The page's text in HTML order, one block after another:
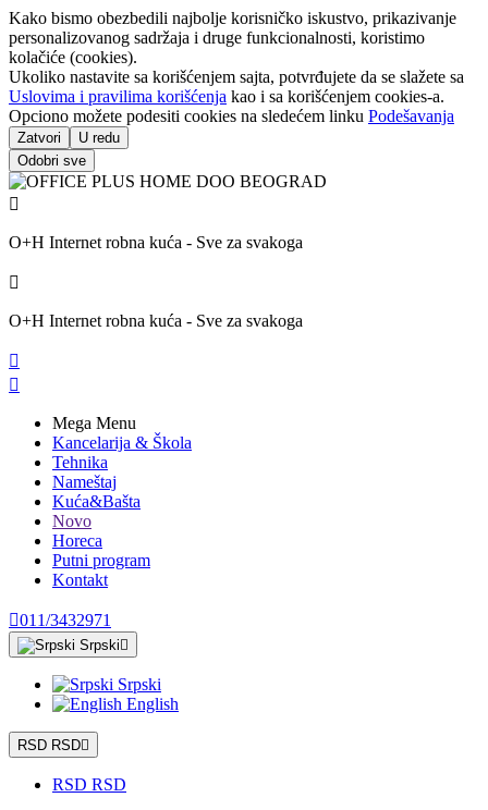
Kako bismo obezbedili najbolje korisničko iskustvo, prikazivanje
personalizovanog sadržaja i druge funkcionalnosti, koristimo
kolačiće (cookies).
Ukoliko nastavite sa korišćenjem sajta, potvrđujete da se slažete sa
Uslovima i pravilima korišćenja kao i sa korišćenjem cookies-a.
Opciono možete podesiti cookies na sledećem linku Podešavanja
Zatvori
U redu
Odobri sve

O+H Internet robna kuća - Sve za svakoga

O+H Internet robna kuća - Sve za svakoga


Mega Menu
Kancelarija & Škola
Tehnika
Nameštaj
Kuća&Bašta
Novo
Horeca
Putni program
Kontakt
011/3432971
Srpski 
Srpski
English
RSD RSD
RSD RSD